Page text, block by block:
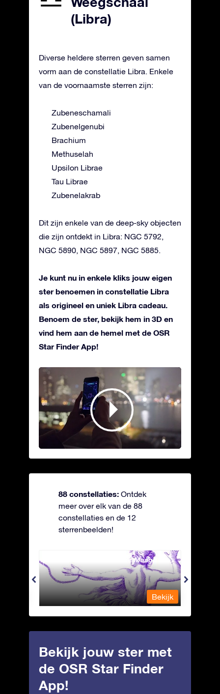
(Libra)
Diverse heldere sterren geven samen
vorm aan de constellatie Libra. Enkele
van de voornaamste sterren zijn:
Zubeneschamali
Zubenelgenubi
Brachium
Methuselah
Upsilon Librae
Tau Librae
Zubenelakrab
Dit zijn enkele van de deep-sky objecten
die zijn ontdekt in Libra: NGC 5792,
NGC 5890, NGC 5897, NGC 5885.
Je kunt nu in enkele kliks jouw eigen
ster benoemen in constellatie Libra
als origineel en uniek Libra cadeau.
Benoem de ster, bekijk hem in 3D en
vind hem aan de hemel met de OSR
Star Finder App!
88 constellaties: Ontdek
meer over elk van de 88
constellaties en de 12
sterrenbeelden!
Andromeda - Geketende Maagd
Bekijk
Bekijk jouw ster met
de OSR Star Finder
App!